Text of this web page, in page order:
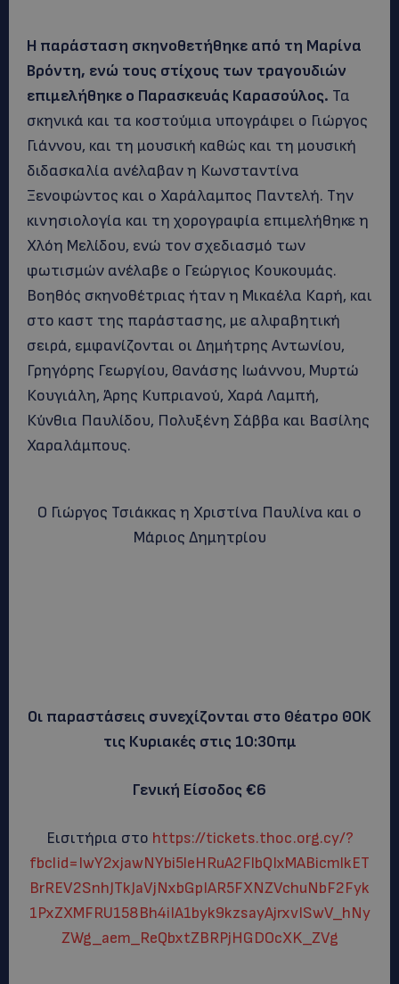
Η παράσταση σκηνοθετήθηκε από τη Μαρίνα
Βρόντη, ενώ τους στίχους των τραγουδιών
επιμελήθηκε ο Παρασκευάς Καρασούλος. Τα
σκηνικά και τα κοστούμια υπογράφει ο Γιώργος
Γιάννου, και τη μουσική καθώς και τη μουσική
διδασκαλία ανέλαβαν η Κωνσταντίνα
Ξενοφώντος και ο Χαράλαμπος Παντελή. Την
κινησιολογία και τη χορογραφία επιμελήθηκε η
Χλόη Μελίδου, ενώ τον σχεδιασμό των
φωτισμών ανέλαβε ο Γεώργιος Κουκουμάς.
Βοηθός σκηνοθέτριας ήταν η Μικαέλα Καρή, και
στο καστ της παράστασης, με αλφαβητική
σειρά, εμφανίζονται οι Δημήτρης Αντωνίου,
Γρηγόρης Γεωργίου, Θανάσης Ιωάννου, Μυρτώ
Κουγιάλη, Άρης Κυπριανού, Χαρά Λαμπή,
Κύνθια Παυλίδου, Πολυξένη Σάββα και Βασίλης
Χαραλάμπους.
Ο Γιώργος Τσιάκκας η Χριστίνα Παυλίνα και ο
Μάριος Δημητρίου
Οι παραστάσεις συνεχίζονται στο Θέατρο ΘΟΚ
τις Κυριακές στις 10:30πμ
Γενική Είσοδος €6
Εισιτήρια στο https://tickets.thoc.org.cy/?
fbclid=IwY2xjawNYbi5leHRuA2FlbQIxMABicmlkET
BrREV2SnhJTkJaVjNxbGpIAR5FXNZVchuNbF2Fyk
1PxZXMFRU158Bh4iIA1byk9kzsayAjrxvISwV_hNy
ZWg_aem_ReQbxtZBRPjHGDOcXK_ZVg